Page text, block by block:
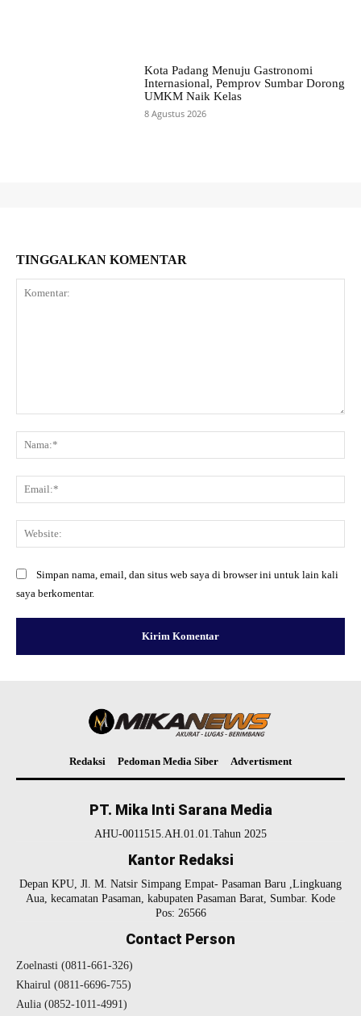
Kota Padang Menuju Gastronomi
Internasional, Pemprov Sumbar Dorong
UMKM Naik Kelas
8 Agustus 2026
TINGGALKAN KOMENTAR
Simpan nama, email, dan situs web saya di browser ini untuk lain kali
saya berkomentar.
Redaksi Pedoman Media Siber Advertisment
PT. Mika Inti Sarana Media
AHU-0011515.AH.01.01.Tahun 2025
Kantor Redaksi
Depan KPU, Jl. M. Natsir Simpang Empat- Pasaman Baru ,Lingkuang
Aua, kecamatan Pasaman, kabupaten Pasaman Barat, Sumbar. Kode
Pos: 26566
Contact Person
Zoelnasti (0811-661-326)
Khairul (0811-6696-755)
Aulia (0852-1011-4991)